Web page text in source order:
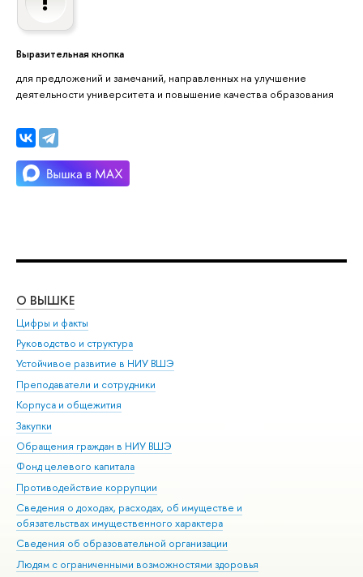
Выразительная кнопка
для предложений и замечаний, направленных на улучшение
деятельности университета и повышение качества образования
О ВЫШКЕ
Цифры и факты
Руководство и структура
Устойчивое развитие в НИУ ВШЭ
Преподаватели и сотрудники
Корпуса и общежития
Закупки
Обращения граждан в НИУ ВШЭ
Фонд целевого капитала
Противодействие коррупции
Сведения о доходах, расходах, об имуществе и
обязательствах имущественного характера
Сведения об образовательной организации
Людям с ограниченными возможностями здоровья